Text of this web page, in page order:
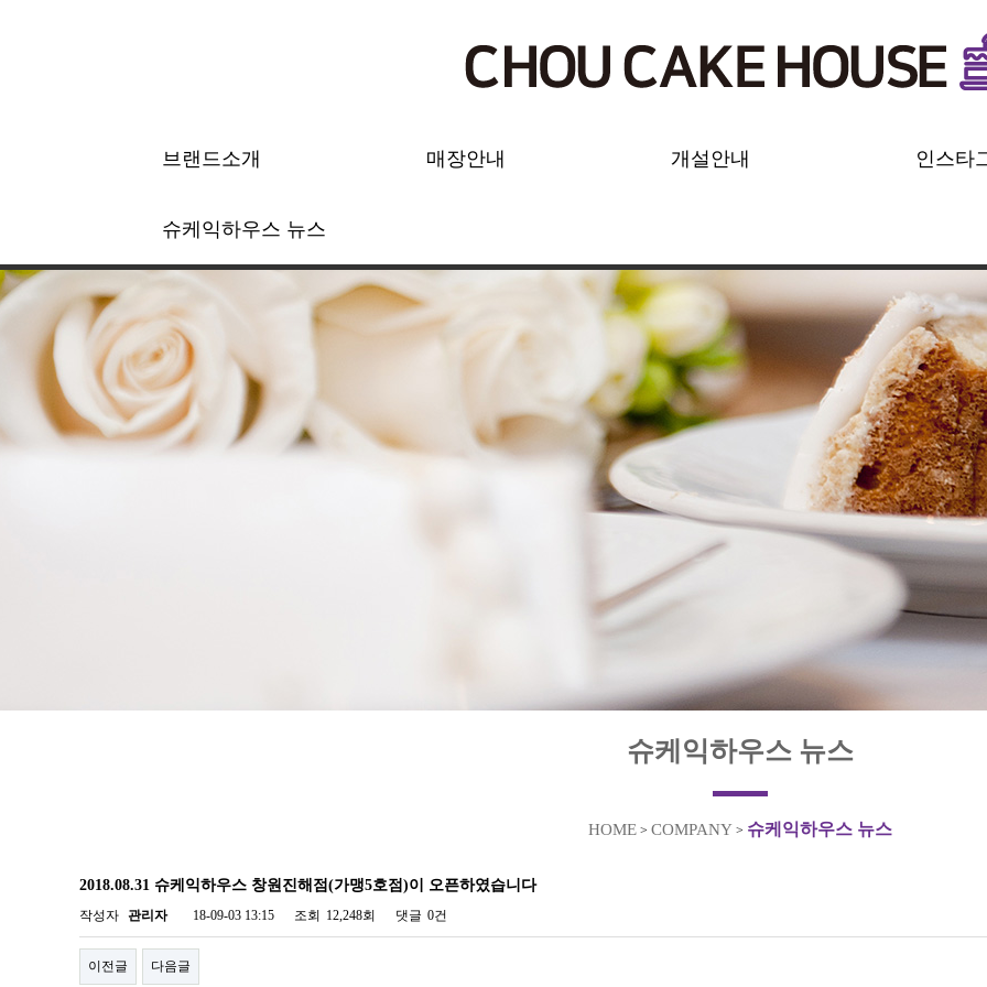
브랜드소개 매장안내 개설안내 인스타
슈케익하우스 뉴스
슈케익하우스 뉴스
HOME > COMPANY > 슈케익하우스 뉴스
2018.08.31 슈케익하우스 창원진해점(가맹5호점)이 오픈하였습니다
작성자 관리자 18-09-03 13:15 조회 12,248회 댓글 0건
이전글 다음글